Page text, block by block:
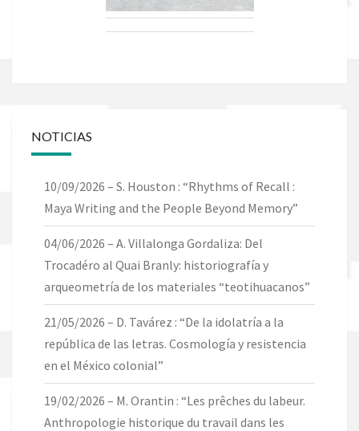
NOTICIAS
10/09/2026 – S. Houston : “Rhythms of Recall :
Maya Writing and the People Beyond Memory”
04/06/2026 – A. Villalonga Gordaliza: Del
Trocadéro al Quai Branly: historiografía y
arqueometría de los materiales “teotihuacanos”
21/05/2026 – D. Tavárez : “De la idolatría a la
república de las letras. Cosmología y resistencia
en el México colonial”
19/02/2026 – M. Orantin : “Les prêches du labeur.
Anthropologie historique du travail dans les